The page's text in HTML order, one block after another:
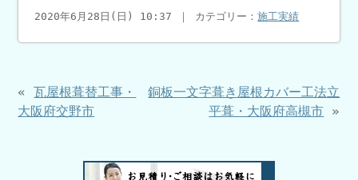
2020年6月28日(日) 10:37 ｜ カテゴリー：施工実績
«瓦屋根葺替工事・
大阪府交野市
銅板一文字葺き屋根カバー工法立
平葺・大阪府高槻市 »